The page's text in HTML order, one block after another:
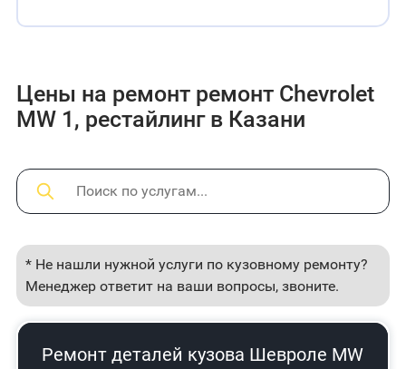
Цены на ремонт ремонт Chevrolet
MW 1, рестайлинг в Казани
* Не нашли нужной услуги по кузовному ремонту?
Менеджер ответит на ваши вопросы, звоните.
Ремонт деталей кузова Шевроле MW